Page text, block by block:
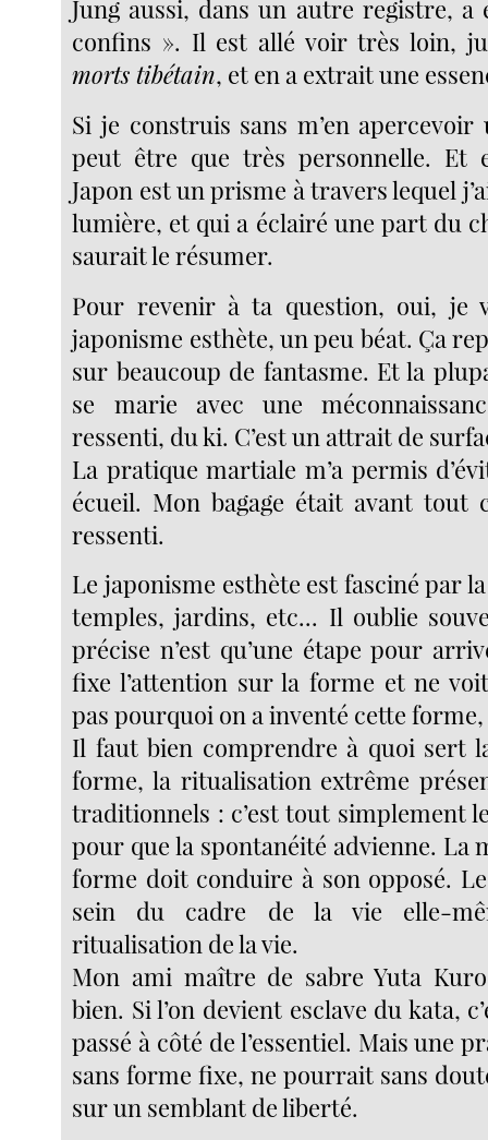
Jung aussi, dans un autre registre, a
confins ». Il est allé voir très loin,
morts tibétain, et en a extrait une
Si je construis sans m’en apercevoir
peut être que très personnelle. Et
Japon est un prisme à travers lequel
lumière, et qui a éclairé une part du
saurait le résumer.
Pour revenir à ta question, oui, je
japonisme esthète, un peu béat. Ça
sur beaucoup de fantasme. Et la
se marie avec une
ressenti, du ki. C’est un attrait de
La pratique martiale m’a permis
écueil. Mon bagage était avant
ressenti.
Le japonisme esthète est fasciné par
temples, jardins, etc... Il oublie
précise n’est qu’une étape pour
fixe l’attention sur la forme et ne
pas pourquoi on a inventé cette
Il faut bien comprendre à quoi sert
forme, la ritualisation extrême
traditionnels : c’est tout simplement
pour que la spontanéité advienne. La
forme doit conduire à son opposé.
sein du cadre de la vie elle-
ritualisation de la vie.
Mon ami maître de sabre Yuta
bien. Si l’on devient esclave du kata,
passé à côté de l’essentiel. Mais une
sans forme fixe, ne pourrait sans
sur un semblant de liberté.